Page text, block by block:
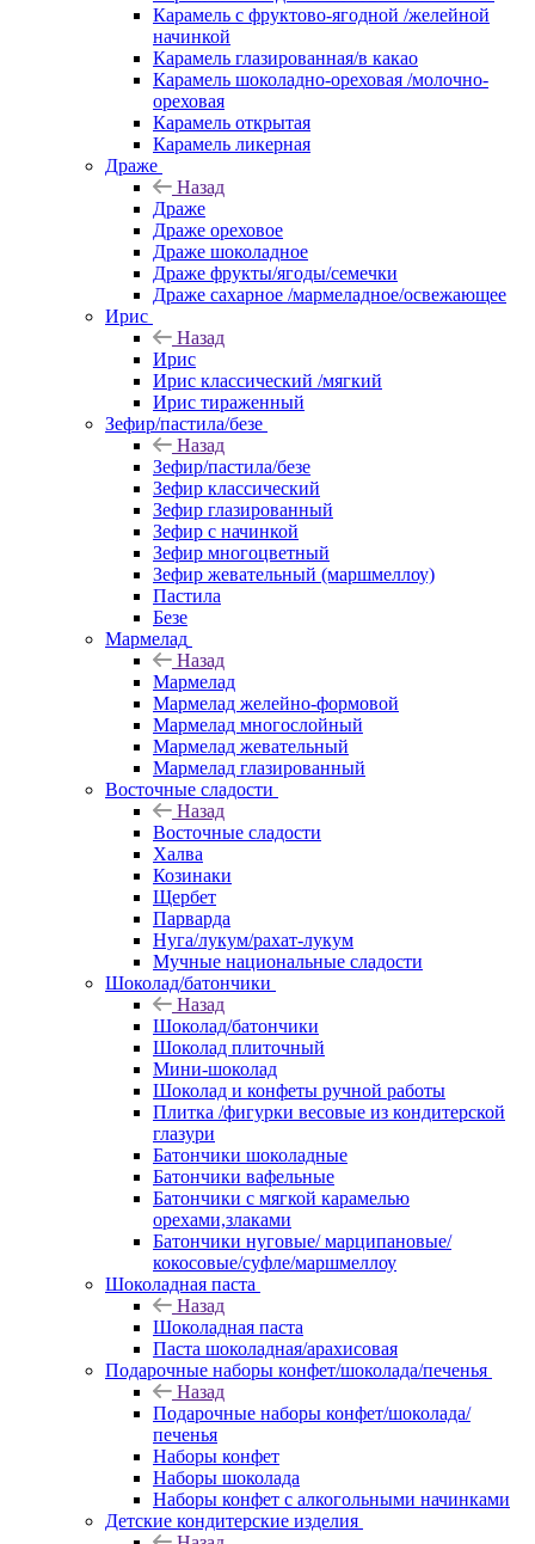
Карамель с фруктово-ягодной /желейной
начинкой
Карамель глазированная/в какао
Карамель шоколадно-ореховая /молочно-
ореховая
Карамель открытая
Карамель ликерная
Драже
Назад
Драже
Драже ореховое
Драже шоколадное
Драже фрукты/ягоды/семечки
Драже сахарное /мармеладное/освежающее
Ирис
Назад
Ирис
Ирис классический /мягкий
Ирис тираженный
Зефир/пастила/безе
Назад
Зефир/пастила/безе
Зефир классический
Зефир глазированный
Зефир с начинкой
Зефир многоцветный
Зефир жевательный (маршмеллоу)
Пастила
Безе
Мармелад
Назад
Мармелад
Мармелад желейно-формовой
Мармелад многослойный
Мармелад жевательный
Мармелад глазированный
Восточные сладости
Назад
Восточные сладости
Халва
Козинаки
Щербет
Парварда
Нуга/лукум/рахат-лукум
Мучные национальные сладости
Шоколад/батончики
Назад
Шоколад/батончики
Шоколад плиточный
Мини-шоколад
Шоколад и конфеты ручной работы
Плитка /фигурки весовые из кондитерской
глазури
Батончики шоколадные
Батончики вафельные
Батончики с мягкой карамелью
орехами,злаками
Батончики нуговые/ марципановые/
кокосовые/суфле/маршмеллоу
Шоколадная паста
Назад
Шоколадная паста
Паста шоколадная/арахисовая
Подарочные наборы конфет/шоколада/печенья
Назад
Подарочные наборы конфет/шоколада/
печенья
Наборы конфет
Наборы шоколада
Наборы конфет с алкогольными начинками
Детские кондитерские изделия